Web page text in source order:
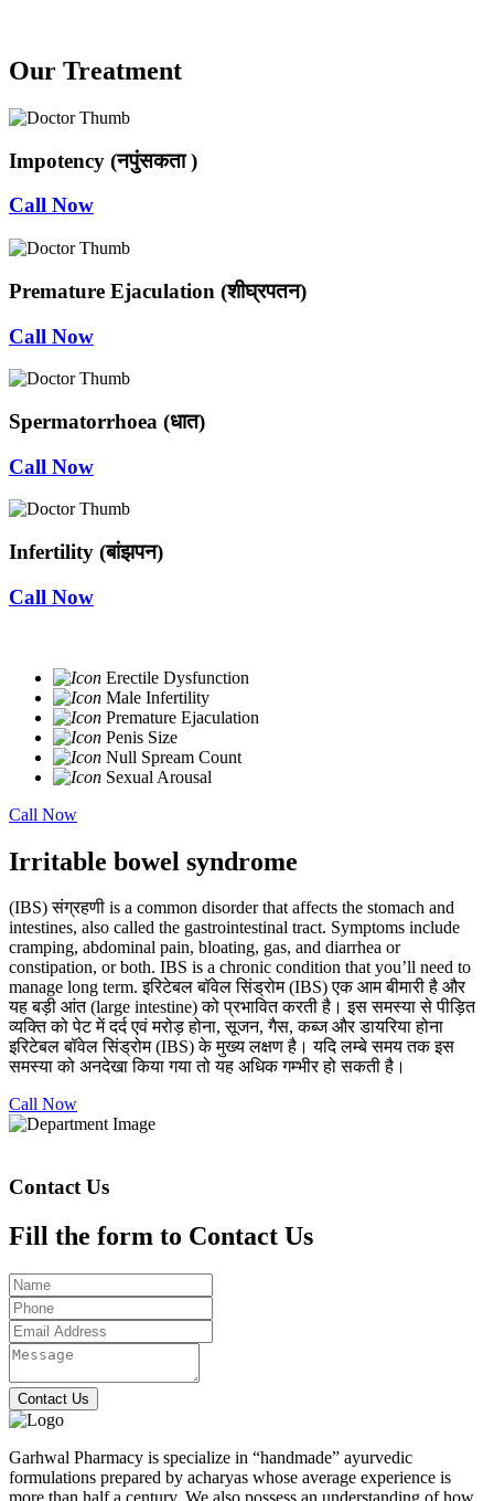
Our Treatment
Impotency (नपुंसकता )
Call Now
Premature Ejaculation (शीघ्रपतन)
Call Now
Spermatorrhoea (धात)
Call Now
Infertility (बांझपन)
Call Now
Erectile Dysfunction
Male Infertility
Premature Ejaculation
Penis Size
Null Spream Count
Sexual Arousal
Call Now
Irritable bowel syndrome
(IBS) संग्रहणी is a common disorder that affects the stomach and
intestines, also called the gastrointestinal tract. Symptoms include
cramping, abdominal pain, bloating, gas, and diarrhea or
constipation, or both. IBS is a chronic condition that you’ll need to
manage long term. इरिटेबल बॉवेल सिंड्रोम (IBS) एक आम बीमारी है और
यह बड़ी आंत (large intestine) को प्रभावित करती है। इस समस्या से पीड़ित
व्यक्ति को पेट में दर्द एवं मरोड़ होना, सूजन, गैस, कब्ज और डायरिया होना
इरिटेबल बॉवेल सिंड्रोम (IBS) के मुख्य लक्षण है। यदि लम्बे समय तक इस
समस्या को अनदेखा किया गया तो यह अधिक गम्भीर हो सकती है।
Call Now
Contact Us
Fill the form to Contact Us
Contact Us
Garhwal Pharmacy is specialize in “handmade” ayurvedic
formulations prepared by acharyas whose average experience is
more than half a century. We also possess an understanding of how